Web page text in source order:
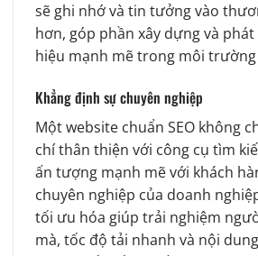
sẽ ghi nhớ và tin tưởng vào
hơn, góp phần xây dựng và
hiệu mạnh mẽ trong môi trường
Khẳng định sự chuyên nghiệp
Một website chuẩn SEO không
chí thân thiện với công cụ tìm
ấn tượng mạnh mẽ với khách
chuyên nghiệp của doanh
tối ưu hóa giúp trải nghiệm
mà, tốc độ tải nhanh và nội